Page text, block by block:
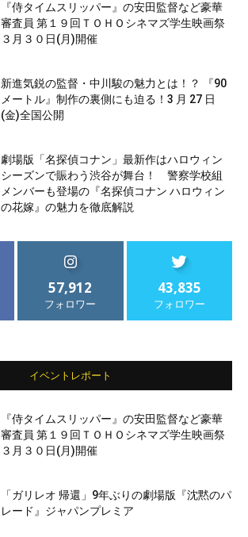
『侍タイムスリッパー』の安田監督など豪華
審査員 第１９回ＴＯＨＯシネマズ学生映画祭
３月３０日(月)開催
新進気鋭の監督・中川駿の魅力とは！？ 『90
メートル』制作の裏側にも迫る！3 月 27 日
(金)全国公開
劇場版「名探偵コナン」最新作はハロウィン
シーズンで賑わう渋谷が舞台！ 警察学校組
メンバーも登場の『名探偵コナン ハロウィン
の花嫁』の魅力を徹底解説
57,912
フォロワー
43,835
フォロワー
イベントレポート
『侍タイムスリッパー』の安田監督など豪華
審査員 第１９回ＴＯＨＯシネマズ学生映画祭
３月３０日(月)開催
「ガリレオ 帰還」9年ぶりの劇場版『沈黙のパ
レード』ジャパンプレミア